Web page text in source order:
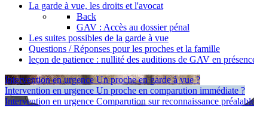
La garde à vue, les droits et l'avocat
Back
GAV : Accès au dossier pénal
Les suites possibles de la garde à vue
Questions / Réponses pour les proches et la famille
leçon de patience : nullité des auditions de GAV en
Intervention en urgence Un proche en garde à vue ?
Intervention en urgence Un proche en comparution immédiate ?
Intervention en urgence Comparution sur reconnaissance